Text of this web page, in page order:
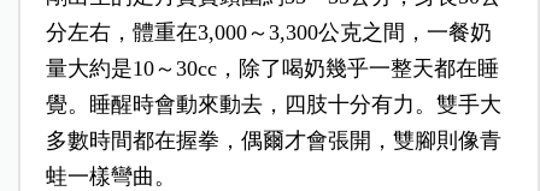
分左右，體重在3,000～3,300公克之間，一餐奶
量大約是10～30cc，除了喝奶幾乎一整天都在睡
覺。睡醒時會動來動去，四肢十分有力。雙手大
多數時間都在握拳，偶爾才會張開，雙腳則像青
蛙一樣彎曲。